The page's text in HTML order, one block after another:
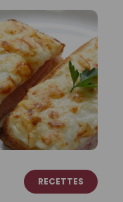
RECETTES